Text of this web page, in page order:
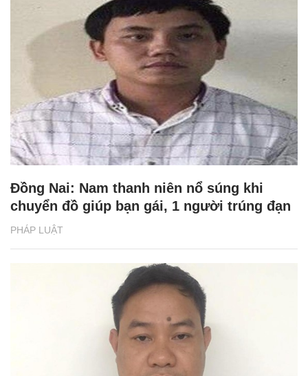
PHÁP LUẬT
Đồng Nai: Nam thanh niên nổ súng khi
chuyển đồ giúp bạn gái, 1 người trúng đạn